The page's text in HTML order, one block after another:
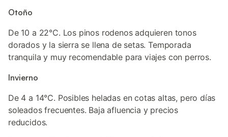
Otoño
De 10 a 22°C. Los pinos rodenos adquieren tonos
dorados y la sierra se llena de setas. Temporada
tranquila y muy recomendable para viajes con perros.
Invierno
De 4 a 14°C. Posibles heladas en cotas altas, pero días
soleados frecuentes. Baja afluencia y precios
reducidos.